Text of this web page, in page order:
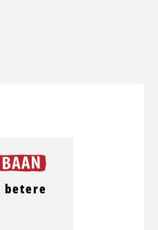
betere